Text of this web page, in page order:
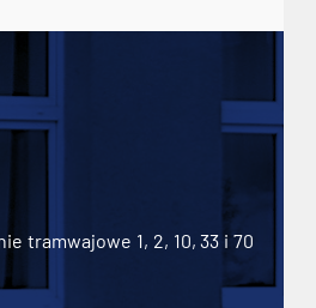
tramwajowe 1, 2, 10, 33 i 70